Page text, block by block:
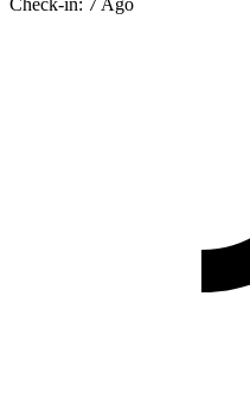
Check-in: 7 Ago